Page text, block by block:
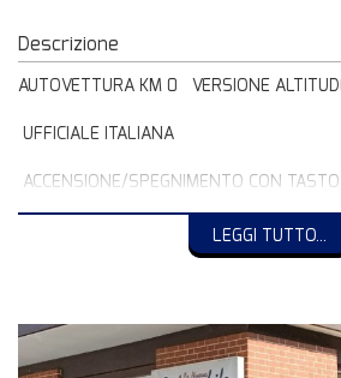
Descrizione
AUTOVETTURA KM 0 VERSIONE
UFFICIALE ITALIANA
ACCENSIONE/SPEGNIMENTO CON
DISPONIBILE IN PRONTA CONSEGNA
FINANZIAMENTO FACOLTATIVO
LEGGI TUTTO...